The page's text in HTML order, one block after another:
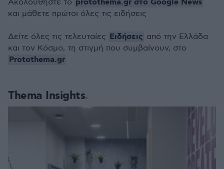
Thema Insights
Ακολουθήστε το protothema.gr στο Google News
και μάθετε πρώτοι όλες τις ειδήσεις
Δείτε όλες τις τελευταίες Ειδήσεις από την Ελλάδα
και τον Κόσμο, τη στιγμή που συμβαίνουν, στο
Protothema.gr